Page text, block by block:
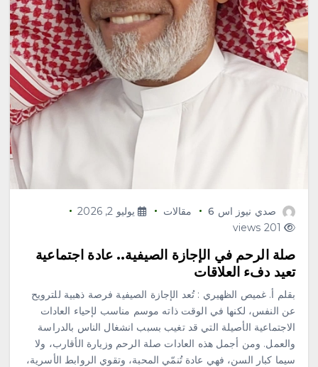
صدي نيوز اس 6 مقالات
يوليو 2, 2026
201 views
صلة الرحم في الإجازة الصيفية.. عادة اجتماعية
تعيد دفء العلاقات
بقلم أ. غميص الظهيري : تُعد الإجازة الصيفية فرصة ذهبية للترويح
عن النفس، لكنها في الوقت ذاته موسم مناسب لإحياء العادات
الاجتماعية الأصيلة التي قد تغيب بسبب انشغال الناس بالدراسة
والعمل. ومن أجمل هذه العادات صلة الرحم وزيارة الأقارب، ولا
سيما كبار السن، فهي عادة تُنمّي المحبة، وتقوي الروابط الأسرية،